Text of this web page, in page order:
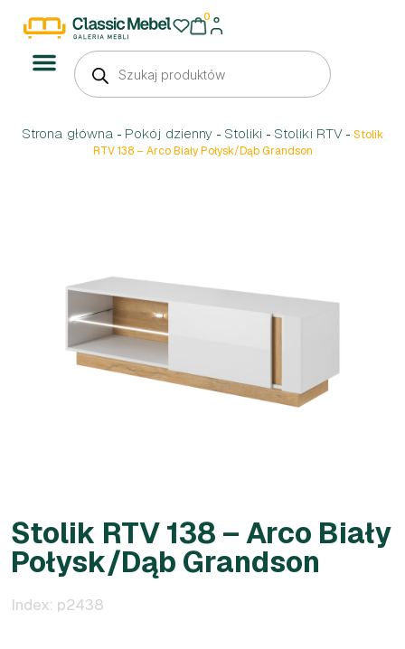
0
Strona główna - Pokój dzienny - Stoliki - Stoliki RTV - Stolik
RTV 138 – Arco Biały Połysk/Dąb Grandson
Stolik RTV 138 – Arco Biały
Połysk/Dąb Grandson
Index: p2438